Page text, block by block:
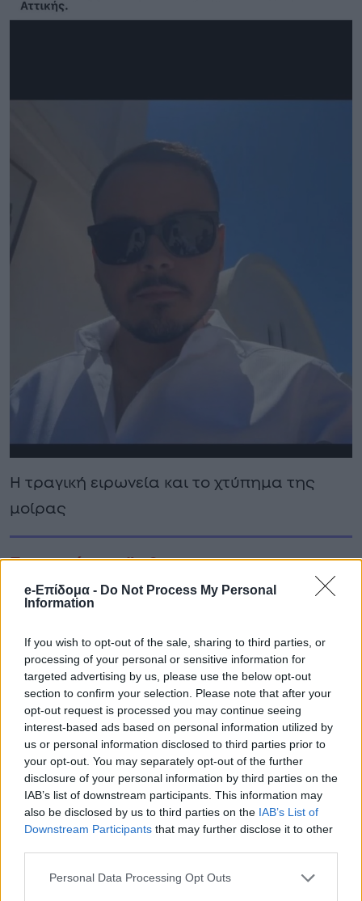
e-Επίδομα - Do Not Process My Personal
Information
If you wish to opt-out of the sale, sharing to third parties, or
processing of your personal or sensitive information for
targeted advertising by us, please use the below opt-out
section to confirm your selection. Please note that after your
opt-out request is processed you may continue seeing
interest-based ads based on personal information utilized by
us or personal information disclosed to third parties prior to
your opt-out. You may separately opt-out of the further
disclosure of your personal information by third parties on the
IAB’s list of downstream participants. This information may
also be disclosed by us to third parties on the IAB’s List of
Downstream Participants that may further disclose it to other
Personal Data Processing Opt Outs
Η τραγική ειρωνεία και το χτύπημα της
μοίρας
Προτεινόμενο Άρθρο
ΕΚΤΑΚΤΟ ΤΩΡΑ: ΠΑΝΙΚΟΣ
ΑΕΡΟΔΡΟΜΙΟ ΜΑΚΕΔΟΝΙΑ